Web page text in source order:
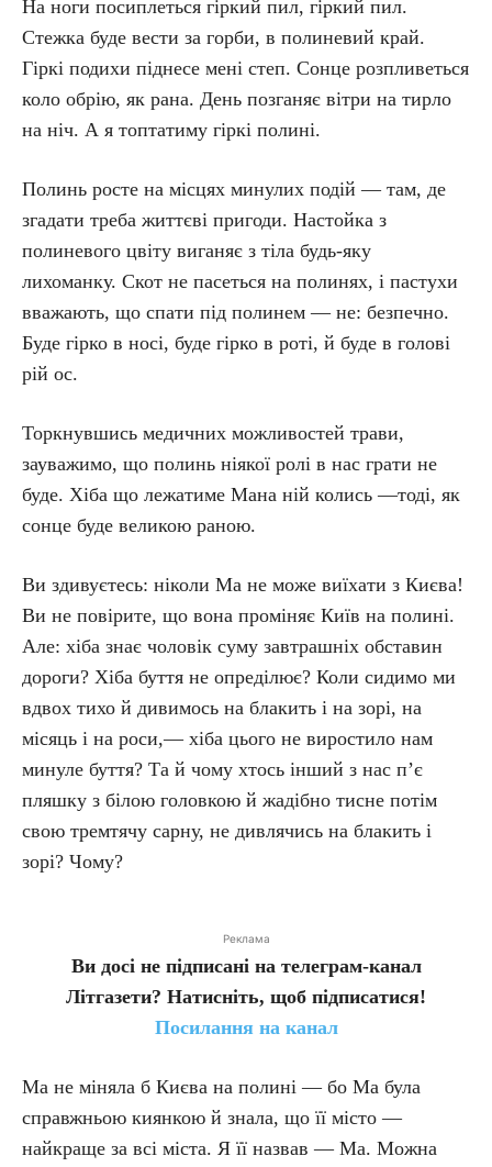
На ноги посиплеться гіркий пил, гіркий пил.
Стежка буде вести за горби, в полиневий край.
Гіркі подихи піднесе мені степ. Сонце розпливеться
коло обрію, як рана. День позганяє вітри на тирло
на ніч. А я топтатиму гіркі полині.
Полинь росте на місцях минулих подій — там, де
згадати треба життєві пригоди. Настойка з
полиневого цвіту виганяє з тіла будь-яку
лихоманку. Скот не пасеться на полинях, і пастухи
вважають, що спати під полинем — не: безпечно.
Буде гірко в носі, буде гірко в роті, й буде в голові
рій ос.
Торкнувшись медичних можливостей трави,
зауважимо, що полинь ніякої ролі в нас грати не
буде. Хіба що лежатиме Мана ній колись —тоді, як
сонце буде великою раною.
Ви здивуєтесь: ніколи Ма не може виїхати з Києва!
Ви не повірите, що вона проміняє Київ на полині.
Але: хіба знає чоловік суму завтрашніх обставин
дороги? Хіба буття не опреділює? Коли сидимо ми
вдвох тихо й дивимось на блакить і на зорі, на
місяць і на роси,— хіба цього не виростило нам
минуле буття? Та й чому хтось інший з нас п’є
пляшку з білою головкою й жадібно тисне потім
свою тремтячу сарну, не дивлячись на блакить і
зорі? Чому?
Реклама
Ви досі не підписані на телеграм-канал
Літгазети? Натисніть, щоб підписатися!
Посилання на канал
Ма не міняла б Києва на полині — бо Ма була
справжньою киянкою й знала, що її місто —
найкраще за всі міста. Я її назвав — Ма. Можна